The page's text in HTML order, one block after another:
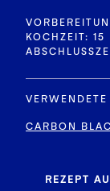
KOCHZEIT: 15
VERWENDETE
CARBON
REZEPT